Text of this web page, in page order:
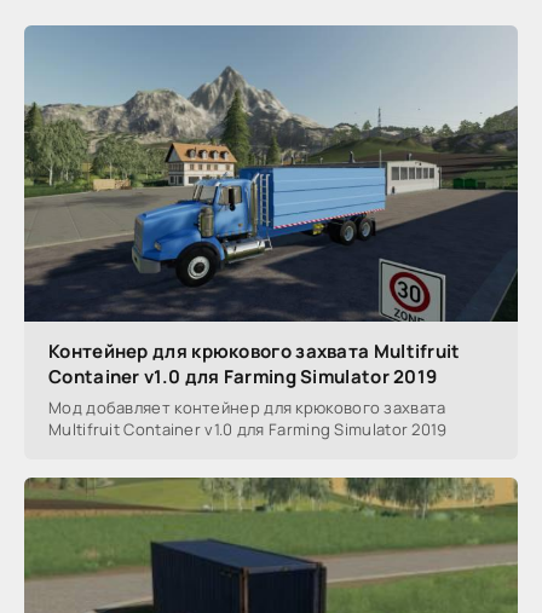
Контейнер для крюкового захвата Multifruit
Container v1.0 для Farming Simulator 2019
Мод добавляет контейнер для крюкового захвата
Multifruit Container v1.0 для Farming Simulator 2019